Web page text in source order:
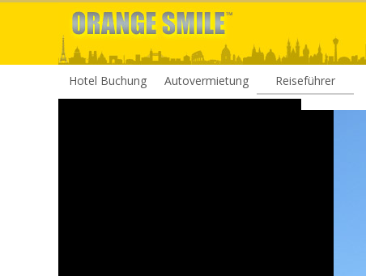
Hotel Buchung Autovermietung Reiseführer